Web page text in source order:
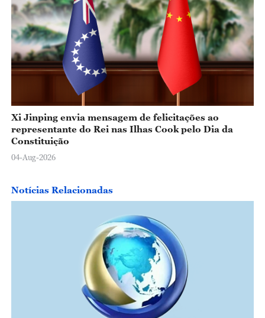
Xi Jinping envia mensagem de felicitações ao
representante do Rei nas Ilhas Cook pelo Dia da
Constituição
04-Aug-2026
Notícias Relacionadas